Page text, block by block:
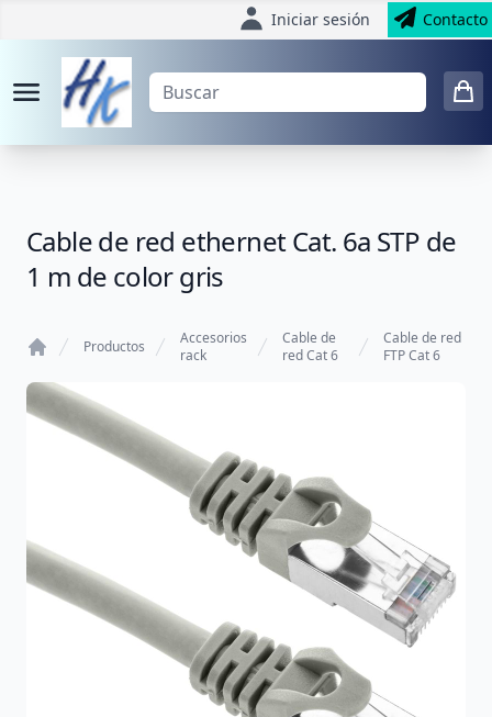
Iniciar sesión Contacto
Cable de red ethernet Cat. 6a STP de
1 m de color gris
Productos
Accesorios
rack
Cable de
red Cat 6
Cable de red
FTP Cat 6